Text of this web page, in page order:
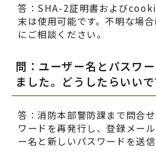
答：SHA-2証明書および
末は使用可能です。不明な場
にご相談ください。
問：ユーザー名とパスワ
ました。どうしたらいいで
答：消防本部警防課まで問合
ワードを再発行し、登録メー
ー名と新しいパスワードを送信